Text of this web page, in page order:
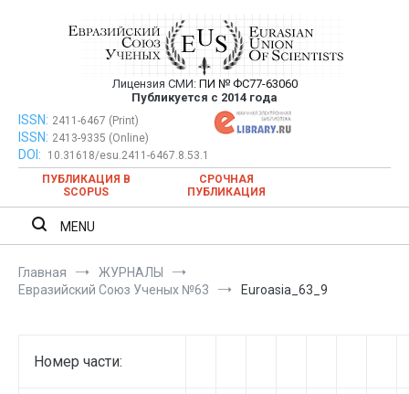
Евразийский Союз Ученых —
публикация научных статей в
ежемесячном научном журнале
Лицензия СМИ: ПИ № ФС77-63060
Публикуется с 2014 года
Евразийский Союз Ученых — публикация научных статей в
ежемесячном научном журнале
ISSN: 2411-6467 (Print)
ISSN: 2413-9335 (Online)
DOI:
10.31618/esu.2411-6467.8.53.1
ПУБЛИКАЦИЯ В
SCOPUS
СРОЧНАЯ
ПУБЛИКАЦИЯ
MENU
Главная
ЖУРНАЛЫ
Евразийский Союз Ученых №63
Euroasia_63_9
Номер части: